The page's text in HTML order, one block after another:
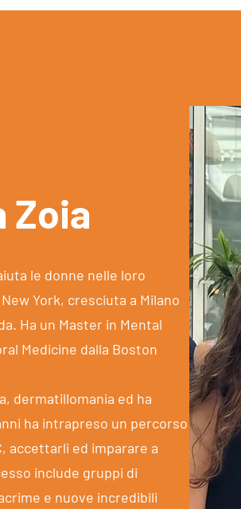
Zoia
le donne nelle loro
York, cresciuta a Milano
Ha un Master in Mental
Medicine dalla Boston
dermatillomania ed ha
ha intrapreso un percorso
accettarli ed imparare a
include gruppi di
e nuove incredibili